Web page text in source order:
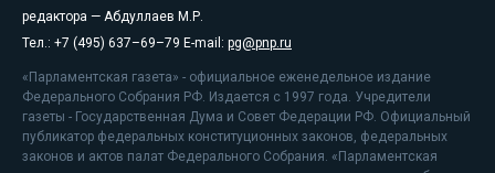
редактора — Абдуллаев М.Р.
Тел.: +7 (495) 637–69–79 E-mail: pg@pnp.ru
«Парламентская газета» - официальное еженедельное издание
Федерального Собрания РФ. Издается с 1997 года. Учредители
газеты - Государственная Дума и Совет Федерации РФ. Официальный
публикатор федеральных конституционных законов, федеральных
законов и актов палат Федерального Собрания. «Парламентская